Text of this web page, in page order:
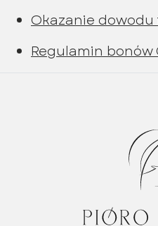
Okazanie dowodu
Regulamin bonów